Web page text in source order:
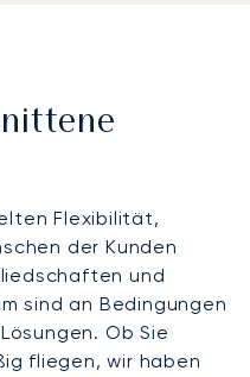
Flexibilität,
der Kunden
und
sind an Bedingungen
Ob Sie
fliegen, wir haben